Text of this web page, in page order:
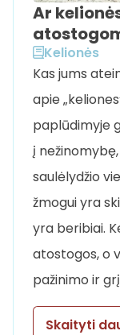
Ar
Kelionės
Kas jums
apie
paplūdimyje
į
saulėlydžio
žmogui yra
yra beribiai.
atostogos, o
pažinimo ir
Skaityti